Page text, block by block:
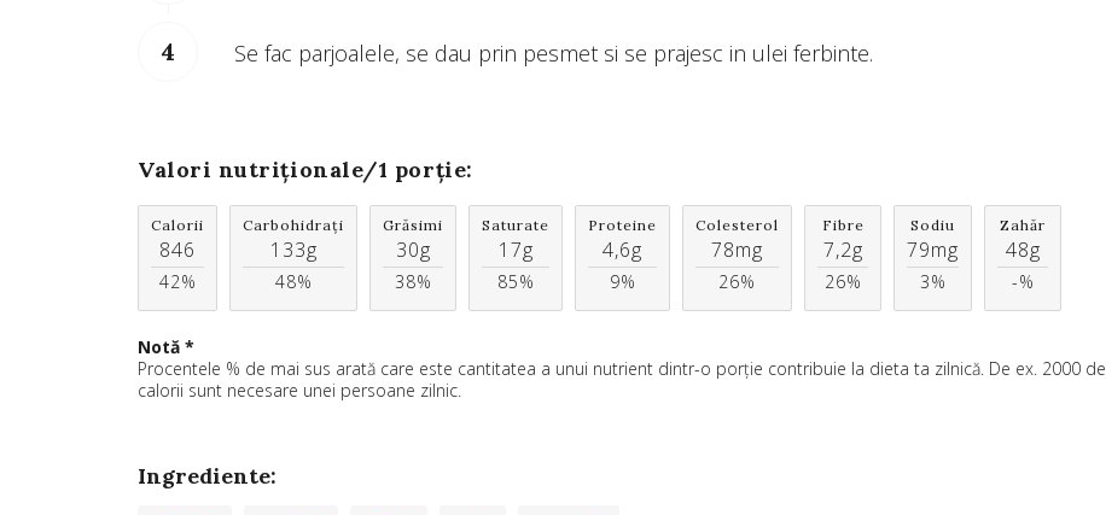
Se fac parjoalele, se dau prin pesmet si se prajesc in ulei ferbinte.
Valori nutriționale/1 porție:
Calorii
846
42%
Carbohidrați
133g
48%
Grăsimi
30g
38%
Saturate
17g
85%
Proteine
4,6g
9%
Colesterol
78mg
26%
Fibre
7,2g
26%
Sodiu
79mg
3%
Zahăr
48g
-%
Notă *
Procentele % de mai sus arată care este cantitatea a unui nutrient dintr-o porție contribuie la dieta ta zilnică. De ex. 2000 de
calorii sunt necesare unei persoane zilnic.
Ingrediente: